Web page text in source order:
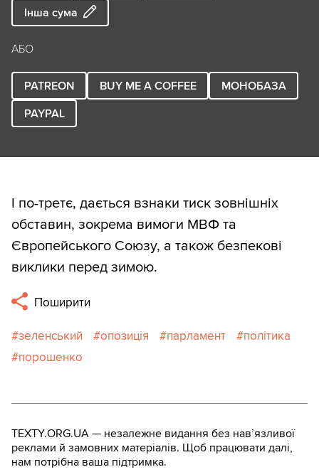
Інша сума
АБО
PATREON BUY ME A COFFEE
МОНОБАЗА
PAYPAL
І по-третє, дається взнаки тиск зовнішніх
обставин, зокрема вимоги МВФ та
Європейського Союзу, а також безпекові
виклики перед зимою.
Поширити
зеленський опозиція парламент
політика
порошенко
TEXTY.ORG.UA — незалежне видання без навʼязливої
реклами й замовних матеріалів. Щоб працювати далі,
нам потрібна ваша підтримка.